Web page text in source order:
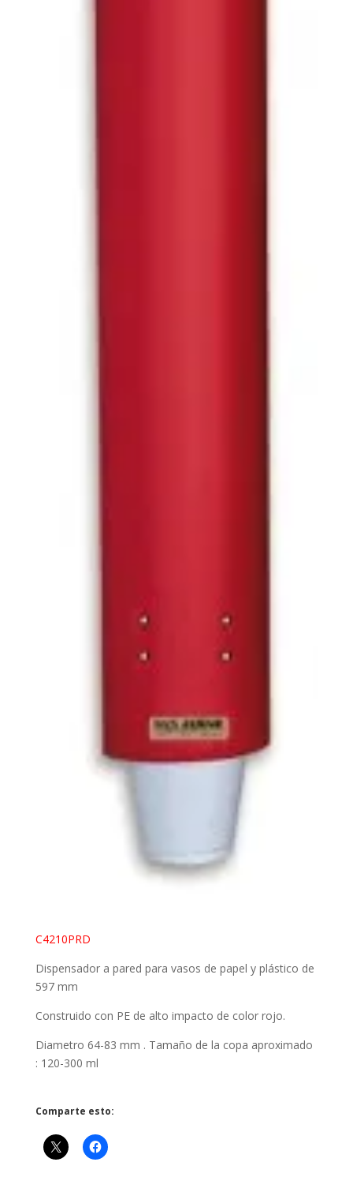
C4210PRD
Dispensador a pared para vasos de papel y plástico de
597 mm
Construido con PE de alto impacto de color rojo.
Diametro 64-83 mm . Tamaño de la copa aproximado
: 120-300 ml
Comparte esto: